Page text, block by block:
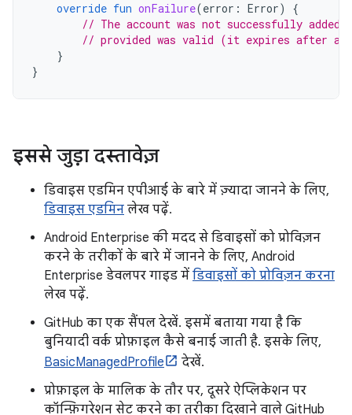
override fun onFailure(error : Error)
{
// The account was not successfully
// provided was valid (it expires after a
}
}
इससे जुड़ा दस्तावेज़
डिवाइस एडमिन एपीआई के बारे में ज़्यादा जानने के लिए,
डिवाइस एडमिन लेख पढ़ें.
Android Enterprise की मदद से डिवाइसों को प्रोविज़न
करने के तरीकों के बारे में जानने के लिए, Android
Enterprise डेवलपर गाइड में डिवाइसों को प्रोविज़न करना
लेख पढ़ें.
GitHub का एक सैंपल देखें. इसमें बताया गया है कि
बुनियादी वर्क प्रोफ़ाइल कैसे बनाई जाती है. इसके लिए,
BasicManagedProfile
देखें.
प्रोफ़ाइल के मालिक के तौर पर, दूसरे ऐप्लिकेशन पर
कॉन्फ़िगरेशन सेट करने का तरीका दिखाने वाले GitHub